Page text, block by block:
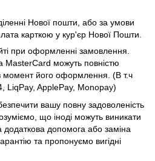
Нової пошти, або за умови
карткою у кур'єр Нової Пошти.
при оформленні замовлення.
MasterCard можуть повністю
момент його оформлення. (В т.ч
LiqPay, ApplePay, Monopay)
вашу повну задоволеність
що іноді можуть виникати
додаткова допомога або заміна
та пропонуємо вигідні